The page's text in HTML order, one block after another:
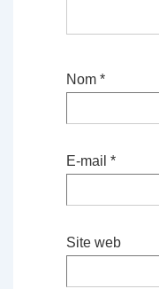
Nom *
E-mail *
Site web